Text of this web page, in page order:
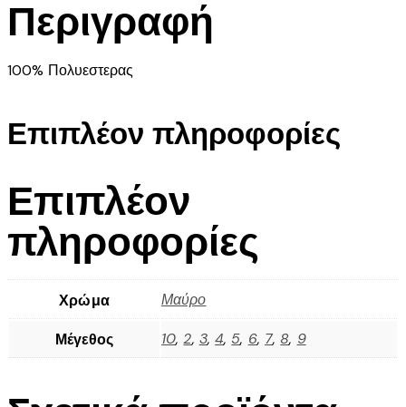
Περιγραφή
100% Πολυεστερας
Επιπλέον πληροφορίες
Επιπλέον
πληροφορίες
Χρώμα Μαύρο
Μέγεθος 10,2, 3,4, 5, 6, 7, 8, 9